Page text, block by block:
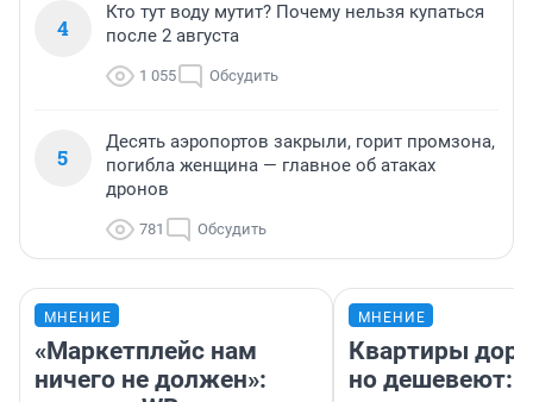
4
Кто тут воду мутит? Почему нельзя купаться
после 2 августа
1 055 Обсудить
5
Десять аэропортов закрыли, горит промзона,
погибла женщина — главное об атаках
дронов
781 Обсудить
МНЕНИЕ
«Маркетплейс нам
ничего не должен»:
МНЕНИЕ
Квартиры
но дешевеют: